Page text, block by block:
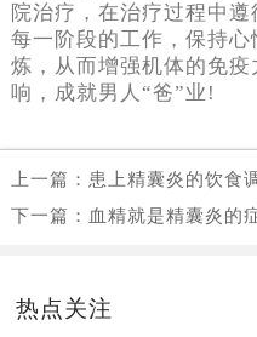
院治疗，在治疗过程中
每一阶段的工作，保持
炼，从而增强机体的免
响，成就男人“爸”业!
上一篇： 患上精囊炎的饮食
下一篇： 血精就是精囊炎的
热点关注